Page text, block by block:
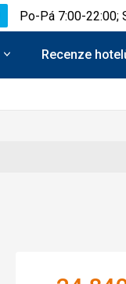
Po-Pá 7:00-22:00;
Recenze